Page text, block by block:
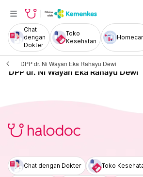
Chat
dengan
Dokter
Toko
Kesehatan
DPP dr. Ni Wayan Eka Rahayu Dewi
DPP dr. Ni Wayan Eka Rahayu Dewi
Chat dengan Dokter Toko